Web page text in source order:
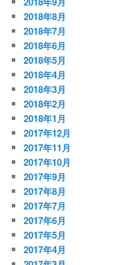
2018年8月
2018年7月
2018年6月
2018年5月
2018年4月
2018年3月
2018年2月
2018年1月
2017年12月
2017年11月
2017年10月
2017年9月
2017年8月
2017年7月
2017年6月
2017年5月
2017年4月